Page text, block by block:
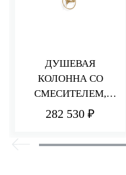
ДУШЕВАЯ
КОЛОННА СО
СМЕСИТЕЛЕМ,
РУЧНЫМ И
282 530 ₽